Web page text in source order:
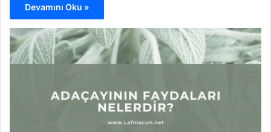
Devamını Oku »